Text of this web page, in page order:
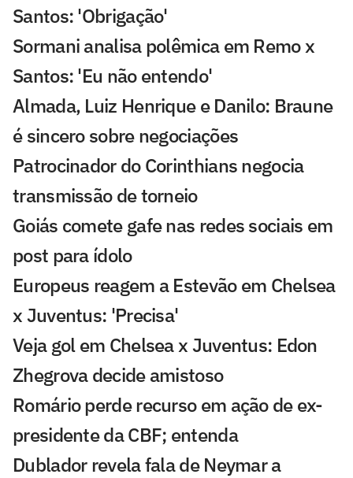
Santos: 'Obrigação'
Sormani analisa polêmica em Remo x
Santos: 'Eu não entendo'
Almada, Luiz Henrique e Danilo: Braune
é sincero sobre negociações
Patrocinador do Corinthians negocia
transmissão de torneio
Goiás comete gafe nas redes sociais em
post para ídolo
Europeus reagem a Estevão em Chelsea
x Juventus: 'Precisa'
Veja gol em Chelsea x Juventus: Edon
Zhegrova decide amistoso
Romário perde recurso em ação de ex-
presidente da CBF; entenda
Dublador revela fala de Neymar a